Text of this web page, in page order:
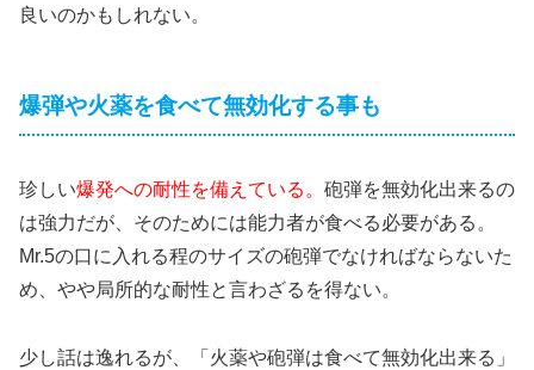
良いのかもしれない。
爆弾や火薬を食べて無効化する事も
珍しい爆発への耐性を備えている。 砲弾を無効化出来るの
は強力だが、そのためには能力者が食べる必要がある。
Mr.5の口に入れる程のサイズの砲弾でなければならないた
め、やや局所的な耐性と言わざるを得ない。
少し話は逸れるが、「火薬や砲弾は食べて無効化出来る」